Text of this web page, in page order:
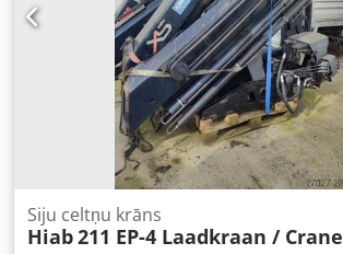
Siju celtņu krāns
Hiab211 EP-4 Laadkraan / Crane